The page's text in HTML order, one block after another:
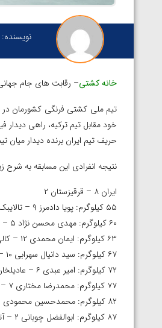
نویسنده:
خانه کشتی– رقابت های جام
خود مقابل تیم ترکیه، راهی دیدار
حریف تیم ایران برنده دیدار
نتیجه انفرادی این مسابقه به شرح
ایران ۸ – قرقیزستان ۲
۵۵ کیلوگرم: پویا دادمرز ۹ – تالایبک بیشنبک اولو ۱
۶۰ کیلوگرم: مهدی محسن نژاد ۵ – نورموخامت عبداله یف صفر
۶۳ کیلوگرم: ایمان محمدی ۱۲ – کالی سلیمان اف ۱
۶۷ کیلوگرم: سید دانیال سهرابی ۱۰ – خالمورات ابراگیموف ۲
۷۲ کیلوگرم: امیر عبدی ۶ – عادیلخان نورلانبکوف صفر
۷۷ کیلوگرم: محمدرضا مختاری ۷ – آکیلبک تالانتبکوف ۱
۸۲ کیلوگرم: محمدحسین محمودی ۱ – کالیدین آسیکیف ۶
۸۷ کیلوگرم: ابوالفضل چوبانی ۲ – آتابک عزیزبکوف ۹
امین میرزازاده
ویدیو؛ باخت امین